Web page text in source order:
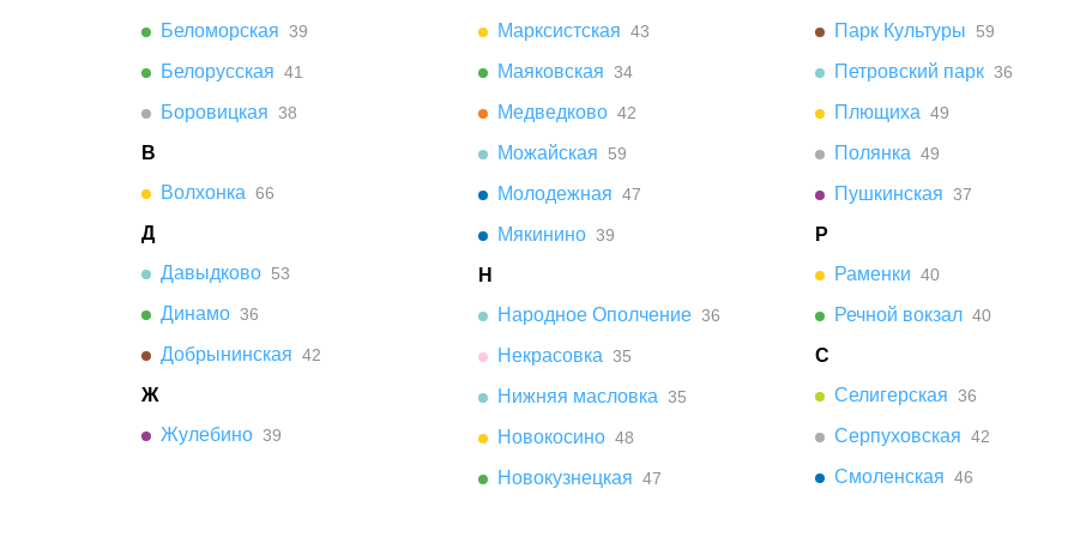
Беломорская 39
Белорусская 41
Боровицкая 38
В
Волхонка 66
Д
Давыдково 53
Динамо 36
Добрынинская 42
Ж
Жулебино 39
Марксистская 43
Маяковская 34
Медведково 42
Можайская 59
Молодежная 47
Мякинино 39
Н
Народное Ополчение 36
Некрасовка 35
Нижняя масловка 35
Новокосино 48
Новокузнецкая 47
Парк Культуры 59
Петровский парк 36
Плющиха 49
Полянка 49
Пушкинская 37
Р
Раменки 40
Речной вокзал 40
С
Селигерская 36
Серпуховская 42
Смоленская 46